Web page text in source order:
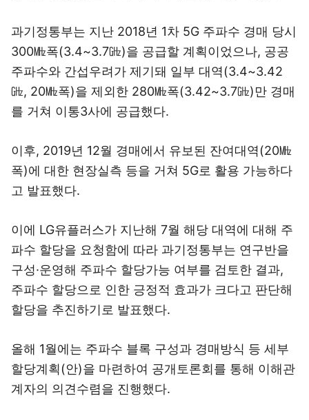
과기정통부는 지난 2018년 1차 5G 주파수 경매 당시
300㎒폭(3.4~3.7㎓)을 공급할 계획이었으나, 공공
주파수와 간섭우려가 제기돼 일부 대역(3.4~3.42
㎓, 20㎒폭)을 제외한 280㎒폭(3.42~3.7㎓)만 경매
를 거쳐 이통3사에 공급했다.
이후, 2019년 12월 경매에서 유보된 잔여대역(20㎒
폭)에 대한 현장실측 등을 거쳐 5G로 활용 가능하다
고 발표했다.
이에 LG유플러스가 지난해 7월 해당 대역에 대해 주
파수 할당을 요청함에 따라 과기정통부는 연구반을
구성·운영해 주파수 할당가능 여부를 검토한 결과,
주파수 할당으로 인한 긍정적 효과가 크다고 판단해
할당을 추진하기로 발표했다.
올해 1월에는 주파수 블록 구성과 경매방식 등 세부
할당계획(안)을 마련하여 공개토론회를 통해 이해관
계자의 의견수렴을 진행했다.